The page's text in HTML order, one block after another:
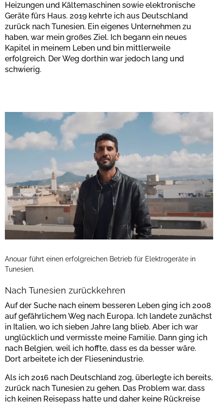
Heizungen und Kältemaschinen sowie elektronische
Geräte fürs Haus. 2019 kehrte ich aus Deutschland
zurück nach Tunesien. Ein eigenes Unternehmen zu
haben, war mein großes Ziel. Ich begann ein neues
Kapitel in meinem Leben und bin mittlerweile
erfolgreich. Der Weg dorthin war jedoch lang und
schwierig.
Anouar führt einen erfolgreichen Betrieb für Elektrogeräte in
Tunesien.
Nach Tunesien zurückkehren
Auf der Suche nach einem besseren Leben ging ich 2008
auf gefährlichem Weg nach Europa. Ich landete zunächst
in Italien, wo ich sieben Jahre lang blieb. Aber ich war
unglücklich und vermisste meine Familie. Dann ging ich
nach Belgien, weil ich hoffte, dass es da besser wäre.
Dort arbeitete ich der Fliesenindustrie.
Als ich 2016 nach Deutschland zog, überlegte ich bereits,
zurück nach Tunesien zu gehen. Das Problem war, dass
ich keinen Reisepass hatte und daher keine Rückreise